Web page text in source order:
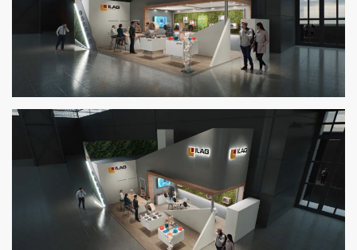
Zoom
Zoom